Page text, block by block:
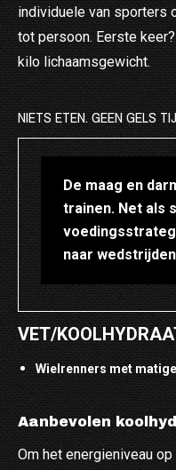
individuele van sporters
tot persoon. Eerste
kilo lichaamsgewicht.
NIETS ETEN. GEEN GELS
De maag en
trainen. Net als
naar
VET/
Wielrenners met
Aanbevolen
Om het energieniveau